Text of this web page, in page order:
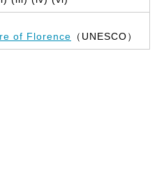
of Florence （UNESCO）